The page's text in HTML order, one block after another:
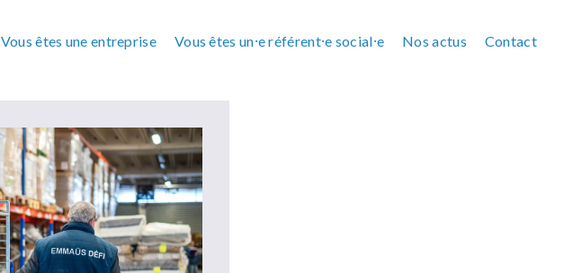
Vous êtes une entreprise Vous êtes un⸱e référent⸱e social⸱e Nos actus Contact